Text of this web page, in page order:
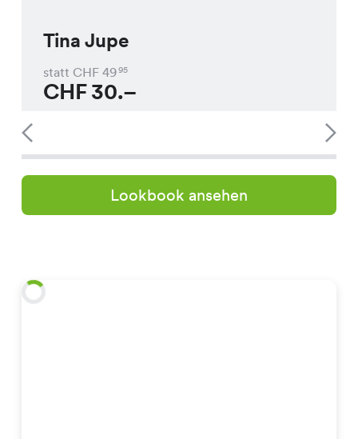
Tina Jupe
statt CHF 4995
CHF30.–
Lookbook ansehen